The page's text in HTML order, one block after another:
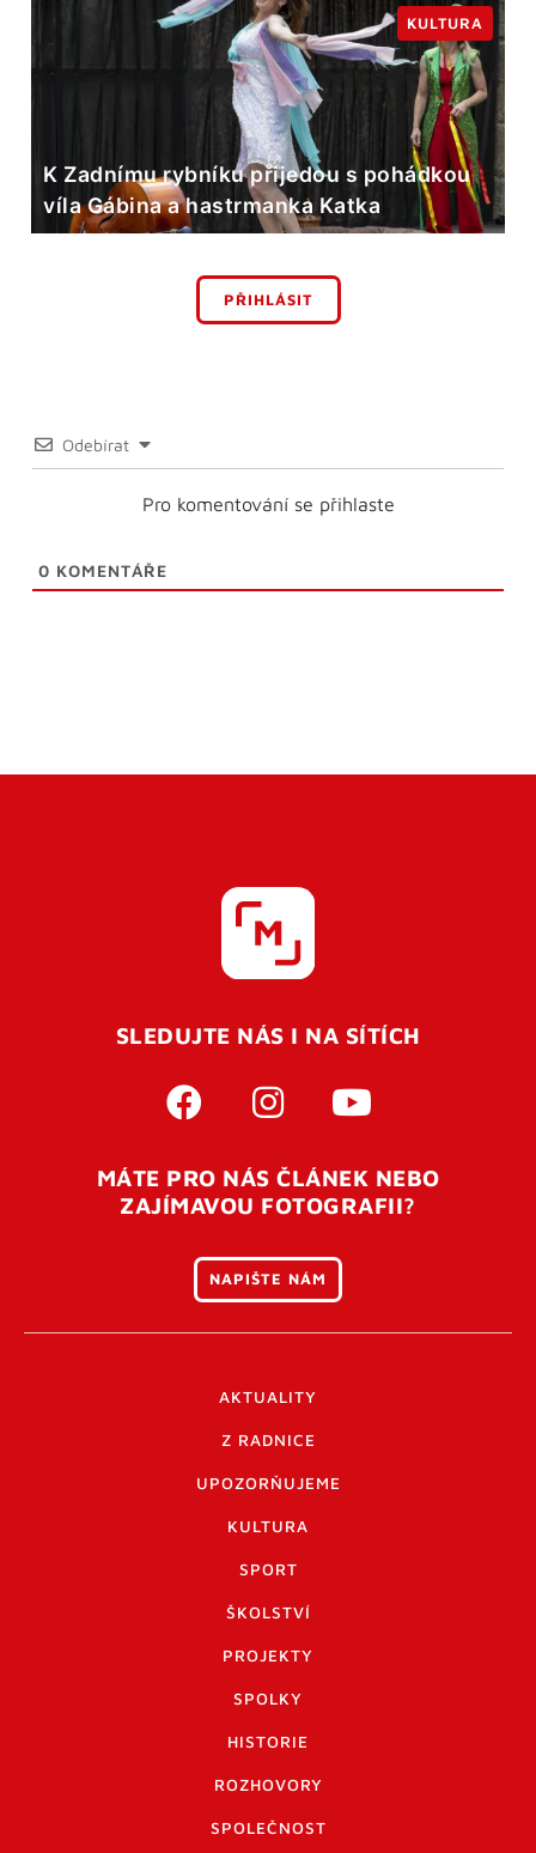
K Zadnímu rybníku přijedou s pohádkou
víla Gábina a hastrmanka Katka
KULTURA
PŘIHLÁSIT
Odebírat
Pro komentování se přihlaste
0 KOMENTÁŘE
SLEDUJTE NÁS I NA SÍTÍCH
MÁTE PRO NÁS ČLÁNEK NEBO
ZAJÍMAVOU FOTOGRAFII?
NAPIŠTE NÁM
AKTUALITY
Z RADNICE
UPOZORŇUJEME
KULTURA
SPORT
ŠKOLSTVÍ
PROJEKTY
SPOLKY
HISTORIE
ROZHOVORY
SPOLEČNOST